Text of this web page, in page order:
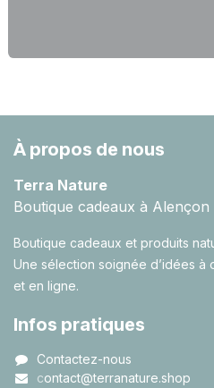
À propos de nous
Terra Nature
Boutique cadeaux à Alençon
Boutique cadeaux et produits
Une sélection soignée d’idées à
et en ligne.
Infos pratiques
Contactez-nous
contact@terranature.shop